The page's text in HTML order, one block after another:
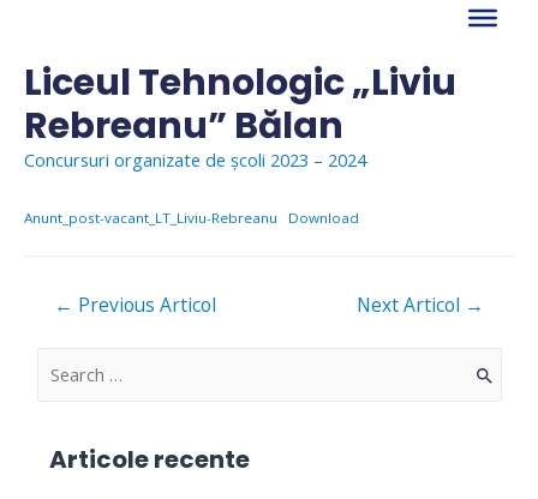
contentLiceul Tehnologic „Liviu
Rebreanu” Bălan
Concursuri organizate de școli 2023 – 2024
Anunt_post-vacant_LT_Liviu-Rebreanu Download
Navigare
← Previous Articol Next Articol →
S
Articole recente